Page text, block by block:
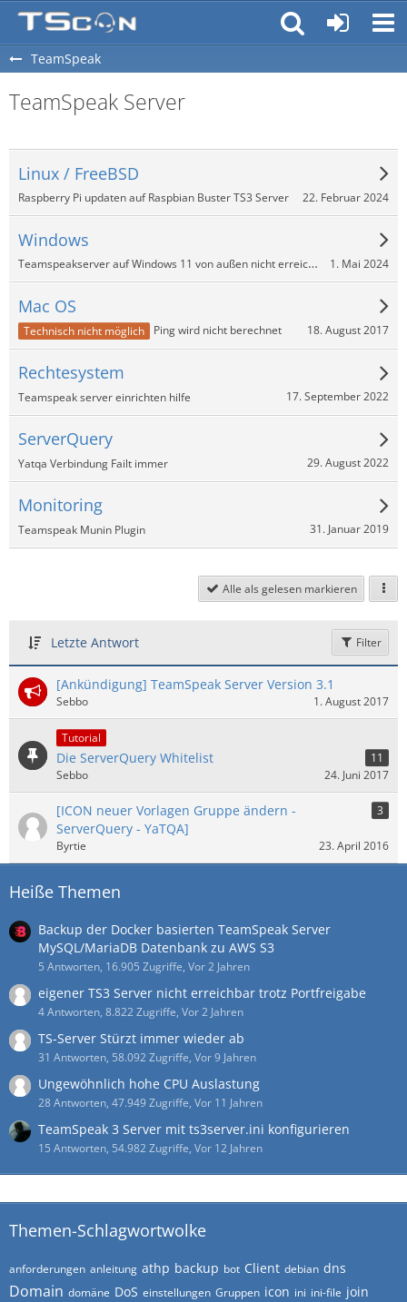
TeamSpeak
TeamSpeak Server
Linux / FreeBSD
Raspberry Pi updaten auf Raspbian Buster TS3 Server 22. Februar 2024
Windows
Teamspeakserver auf Windows 11 von außen nicht erreichbar 1. Mai 2024
Mac OS
Technisch nicht möglich Ping wird nicht berechnet 18. August 2017
Rechtesystem
Teamspeak server einrichten hilfe 17. September 2022
ServerQuery
Yatqa Verbindung Failt immer 29. August 2022
Monitoring
Teamspeak Munin Plugin 31. Januar 2019
Alle als gelesen markieren
Letzte Antwort Filter
[Ankündigung] TeamSpeak Server Version 3.1
Sebbo 1. August 2017
Tutorial
Die ServerQuery Whitelist
11
Sebbo
24. Juni 2017
[ICON neuer Vorlagen Gruppe ändern -
ServerQuery - YaTQA]
3
Byrtie 23. April 2016
Heiße Themen
Backup der Docker basierten TeamSpeak Server
MySQL/MariaDB Datenbank zu AWS S3
5 Antworten, 16.905 Zugriffe, Vor 2 Jahren
eigener TS3 Server nicht erreichbar trotz Portfreigabe
4 Antworten, 8.822 Zugriffe, Vor 2 Jahren
TS-Server Stürzt immer wieder ab
31 Antworten, 58.092 Zugriffe, Vor 9 Jahren
Ungewöhnlich hohe CPU Auslastung
28 Antworten, 47.949 Zugriffe, Vor 11 Jahren
TeamSpeak 3 Server mit ts3server.ini konfigurieren
15 Antworten, 54.982 Zugriffe, Vor 12 Jahren
Themen-Schlagwortwolke
anforderungen anleitung athp backup bot Client debian dns
Domain domäne DoS einstellungen Gruppen icon ini ini-file join